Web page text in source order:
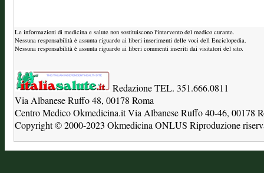
Le informazioni di medicina e salute non sostituiscono l'intervento del medico curante.
Nessuna responsabilità è assunta riguardo ai liberi inserimenti delle voci dell Enciclopedia.
Nessuna responsabilità è assunta riguardo ai liberi commenti inseriti dai visitatori del sito.
Redazione TEL. 351.666.0811
Via Albanese Ruffo 48, 00178 Roma
Centro Medico Okmedicina.it Via Albanese Ruffo 40-46, 00178
Copyright © 2000-2023 Okmedicina ONLUS Riproduzione